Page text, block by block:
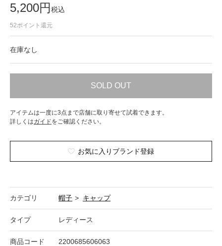
5,200円税込
52ポイント還元
在庫なし
SOLD OUT
アイテムは一度に3点まで店舗に取り寄せて試着できます。
詳しくはガイドをご確認ください。
お気に入りブランド登録
カテゴリ 帽子 > キャップ
タイプ レディース
商品コード 2200685606063